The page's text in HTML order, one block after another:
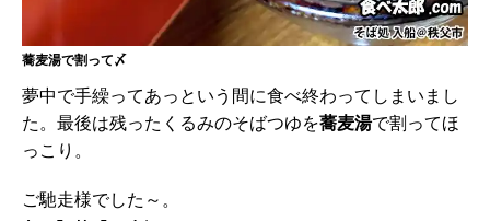
蕎麦湯で割って〆
夢中で手繰ってあっという間に食べ終わってしまいまし
た。最後は残ったくるみのそばつゆを蕎麦湯で割ってほ
っこり。
ご馳走様でした～。